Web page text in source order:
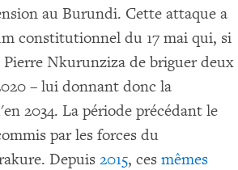
au Burundi. Cette attaque a
constitutionnel du 17 mai qui, si
Nkurunziza de briguer deux
– lui donnant donc la
2034. La période précédant le
par les forces du
Depuis 2015, ces mêmes